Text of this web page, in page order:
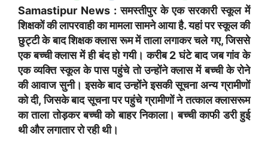
Samastipur News : समस्तीपुर के एक सरकारी स्कूल में
शिक्षकों की लापरवाही का मामला सामने आया है. यहां पर स्कूल की
छुट्टी के बाद शिक्षक क्लास रूम में ताला लगाकर चले गए, जिससे
एक बच्ची क्लास में ही बंद हो गयी। करीब 2 घंटे बाद जब गांव के
एक व्यक्ति स्कूल के पास पहुंचे तो उन्होंने क्लास में बच्ची के रोने
की आवाज सुनी। इसके बाद उन्होंने इसकी सूचना अन्य ग्रामीणों
को दी, जिसके बाद सूचना पर पहुंचे ग्रामीणों ने तत्काल क्लासरूम
का ताला तोड़कर बच्ची को बाहर निकाला। बच्ची काफी डरी हुई
थी और लगातार रो रही थी।